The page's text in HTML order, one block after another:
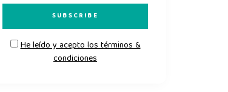
He leído y acepto los términos &
condiciones